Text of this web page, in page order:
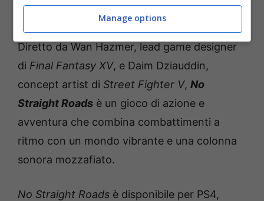
all’indirizzo
nostraightroads.com/boutique
Diretto da Wan Hazmer, lead game designer
di Final Fantasy XV, e Daim Dziauddin,
concept artist di Street Fighter V, No
Straight Roads è un gioco di azione e
avventura che combina combattimenti a
ritmo con un mondo vibrante e una colonna
sonora mozzafiato.
No Straight Roads è disponibile per PS4,
Manage options